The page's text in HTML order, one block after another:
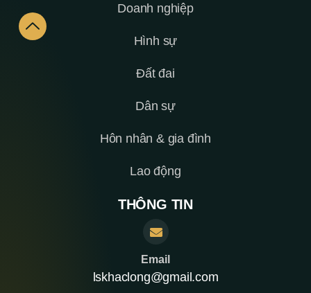
Doanh nghiệp
Hình sự
Đất đai
Dân sự
Hôn nhân & gia đình
Lao động
THÔNG TIN
Email
lskhaclong@gmail.com